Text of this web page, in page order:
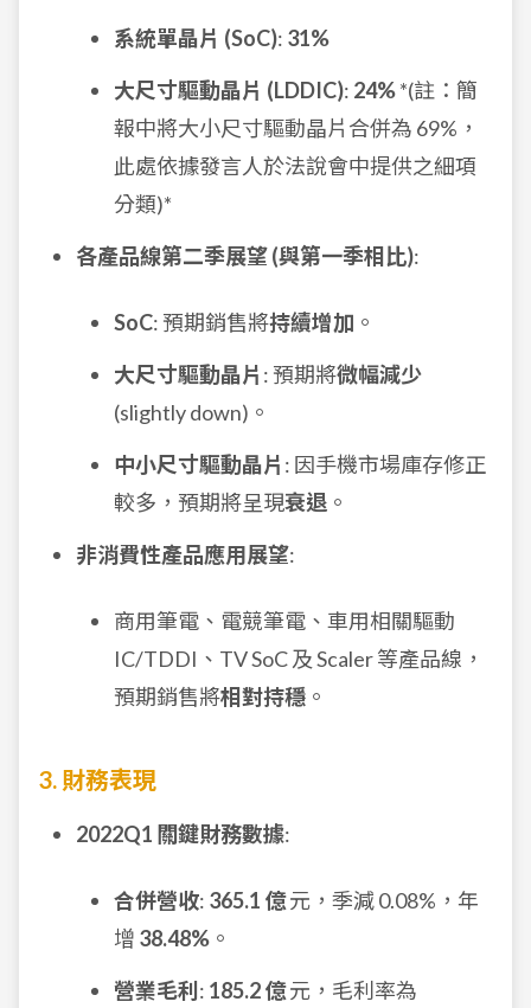
系統單晶片 (SoC): 31%
大尺寸驅動晶片 (LDDIC): 24%*(註：簡
報中將大小尺寸驅動晶片合併為 69%，
此處依據發言人於法說會中提供之細項
分類)*
各產品線第二季展望 (與第一季相比):
SoC: 預期銷售將持續增加 。
大尺寸驅動晶片 : 預期將微幅減少
(slightly down)。
中小尺寸驅動晶片 : 因手機市場庫存修正
較多，預期將呈現衰退 。
非消費性產品應用展望:
商用筆電、電競筆電、車用相關驅動
IC/TDDI、TV SoC 及 Scaler 等產品線，
預期銷售將相對持穩 。
3. 財務表現
2022Q1 關鍵財務數據:
合併營收: 365.1 億元，季減 0.08%，年
增 38.48% 。
營業毛利 : 185.2 億元，毛利率為